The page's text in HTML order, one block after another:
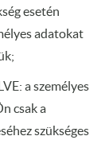
esetén
adatokat
a személyes
csak a
szükséges